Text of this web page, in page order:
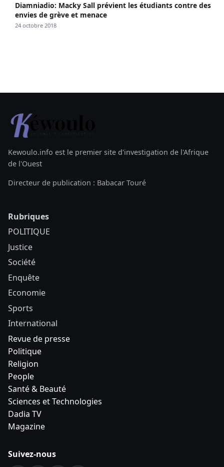
Diamniadio: Macky Sall prévient les étudiants contre des
envies de grève et menace
24 octobre 2018
Kewoulo.info est le premier site d'investigation de l'Afrique
de l'Ouest
Directeur de publication : Babacar Touré
Rubriques
POLITIQUE
Justice
Société
Enquête
Economie
Sports
International
Revue de presse
Politique
Religion
People
Santé & Beauté
Sciences et Technologies
Dadia TV
Magazine
Suivez-nous